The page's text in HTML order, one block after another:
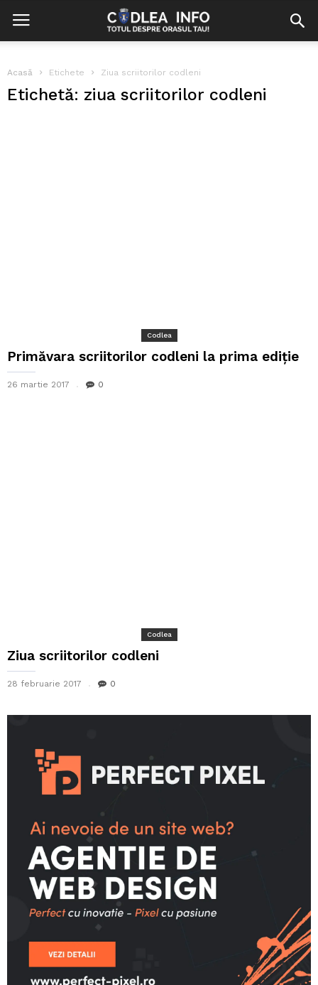
Acasă Etichete Ziua scriitorilor codleni
Etichetă: ziua scriitorilor codleni
Codlea
Primăvara scriitorilor codleni la prima ediție
26 martie 2017 0
Codlea
Ziua scriitorilor codleni
28 februarie 2017 0